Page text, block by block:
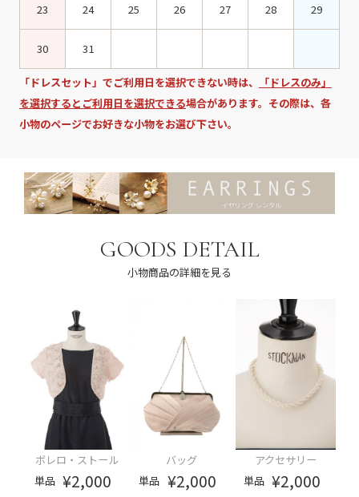
23 24 25 26 27 28 29
30 31
「ドレスセット」でご利用日を選択できない時は、
「ドレスのみ」
を選択するとご利用日を選択できる場合があります。その際は、各
小物のページでお好きな小物をお選び下さい。
GOODS DETAIL
小物商品の詳細を見る
ボレロ・ストール
単品 ¥2,000
バッグ
単品 ¥2,000
アクセサリー
単品 ¥2,000